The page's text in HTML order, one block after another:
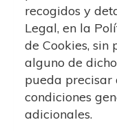
recogidos y
Legal, en la
de Cookies, sin
alguno de
pueda precisar
condiciones
adicionales.